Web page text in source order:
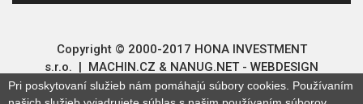
Copyright © 2000-2017 HONA INVESTMENT
s.r.o. | MACHIN.CZ & NANUG.NET - WEBDESIGN
Pri poskytovaní služieb nám pomáhajú súbory cookies. Používaním